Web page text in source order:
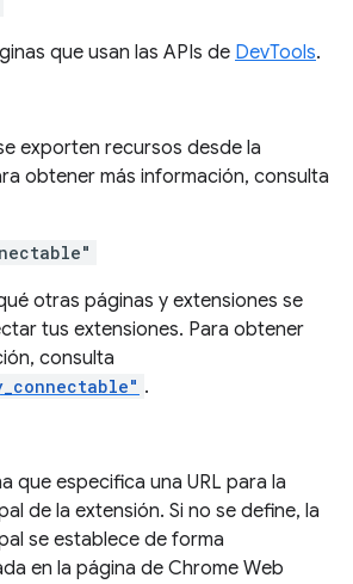
que usan las APIs de DevTools.
exporten recursos desde la
obtener más información, consulta
otras páginas y extensiones se
tus extensiones. Para obtener
consulta
.
que especifica una URL para la
de la extensión. Si no se define, la
se establece de forma
en la página de Chrome Web